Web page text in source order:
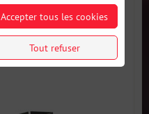
Accepter tous les cookies
Tout refuser